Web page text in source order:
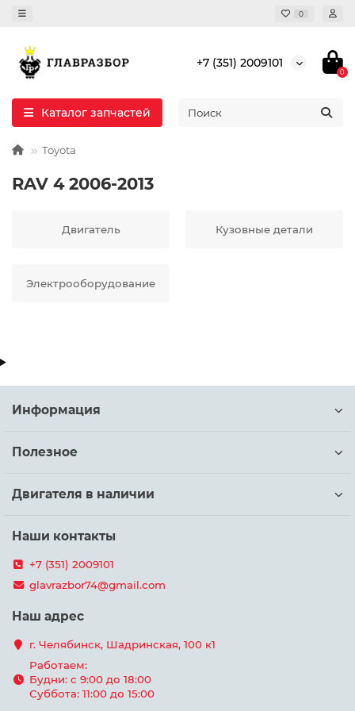
0
+7 (351) 2009101
0
Каталог запчастей
Toyota
RAV 4 2006-2013
Двигатель Кузовные детали
Электрооборудование
Информация
Полезное
Двигателя в наличии
Наши контакты
+7 (351) 2009101
glavrazbor74@gmail.com
Наш адрес
г. Челябинск, Шадринская, 100 к1
Работаем:
Будни: с 9:00 до 18:00
Суббота: 11:00 до 15:00